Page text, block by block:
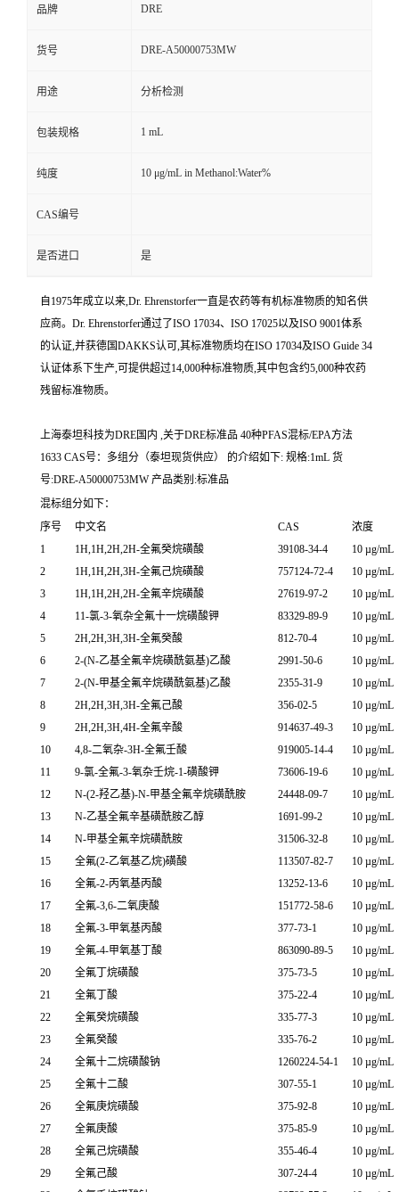
品牌 DRE
货号 DRE-A50000753MW
用途 分析检测
包装规格 1 mL
纯度 10 μg/mL in Methanol:Water%
CAS编号
是否进口 是
自1975年成立以来,Dr. Ehrenstorfer一直是农药等有机标准物质的知名供
应商。Dr. Ehrenstorfer通过了ISO 17034、ISO 17025以及ISO 9001体系
的认证,并获德国DAKKS认可,其标准物质均在ISO 17034及ISO Guide 34
认证体系下生产,可提供超过14,000种标准物质,其中包含约5,000种农药
残留标准物质。
上海泰坦科技为DRE国内 ,关于DRE标准品 40种PFAS混标/EPA方法
1633 CAS号：多组分（泰坦现货供应） 的介绍如下: 规格:1mL 货
号:DRE-A50000753MW 产品类别:标准品
混标组分如下：
序号
中文名 CAS
浓度
1
1H,1H,2H,2H-全氟癸烷磺酸 39108-34-4
10 µg/mL
2
1H,1H,2H,3H-全氟己烷磺酸 757124-72-4
10 µg/mL
3
1H,1H,2H,2H-全氟辛烷磺酸 27619-97-2
10 µg/mL
4
11-氯-3-氧杂全氟十一烷磺酸钾 83329-89-9
10 µg/mL
5
2H,2H,3H,3H-全氟癸酸 812-70-4
10 µg/mL
6
2-(N-乙基全氟辛烷磺酰氨基)乙酸 2991-50-6
10 µg/mL
7
2-(N-甲基全氟辛烷磺酰氨基)乙酸 2355-31-9
10 µg/mL
8
2H,2H,3H,3H-全氟己酸 356-02-5
10 µg/mL
9
2H,2H,3H,4H-全氟辛酸 914637-49-3
10 µg/mL
10
4,8-二氧杂-3H-全氟壬酸 919005-14-4
10 µg/mL
11
9-氯-全氟-3-氧杂壬烷-1-磺酸钾 73606-19-6
10 µg/mL
12
N-(2-羟乙基)-N-甲基全氟辛烷磺酰胺 24448-09-7
10 µg/mL
13
N-乙基全氟辛基磺酰胺乙醇 1691-99-2
10 µg/mL
14
N-甲基全氟辛烷磺酰胺 31506-32-8
10 µg/mL
15
全氟(2-乙氧基乙烷)磺酸 113507-82-7
10 µg/mL
16
全氟-2-丙氧基丙酸 13252-13-6
10 µg/mL
17
全氟-3,6-二氧庚酸 151772-58-6
10 µg/mL
18
全氟-3-甲氧基丙酸 377-73-1
10 µg/mL
19
全氟-4-甲氧基丁酸 863090-89-5
10 µg/mL
20
全氟丁烷磺酸 375-73-5
10 µg/mL
21
全氟丁酸 375-22-4
10 µg/mL
22
全氟癸烷磺酸 335-77-3
10 µg/mL
23
全氟癸酸 335-76-2
10 µg/mL
24
全氟十二烷磺酸钠 1260224-54-1
10 µg/mL
25
全氟十二酸 307-55-1
10 µg/mL
26
全氟庚烷磺酸 375-92-8
10 µg/mL
27
全氟庚酸 375-85-9
10 µg/mL
28
全氟己烷磺酸 355-46-4
10 µg/mL
29
全氟己酸 307-24-4
10 µg/mL